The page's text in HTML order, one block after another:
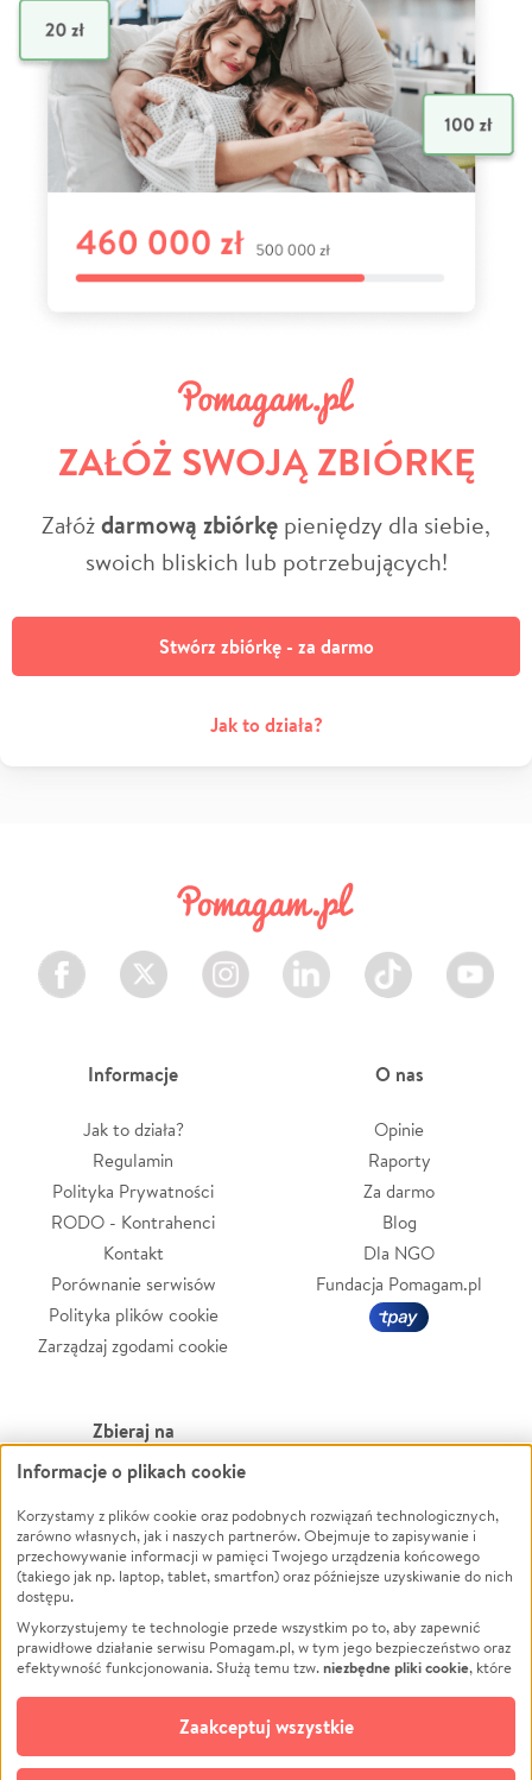
ZAŁÓŻ SWOJĄ ZBIÓRKĘ
Załóżdarmową zbiórkę pieniędzy dla siebie,
swoich bliskich lub potrzebujących!
Stwórz zbiórkę - za darmo
Jak to działa?
Facebook Twitter Instagram LinkedIn TikTok Youtube
Informacje
Jak to działa?
Regulamin
Polityka Prywatności
RODO - Kontrahenci
Kontakt
Porównanie serwisów
Polityka plików cookie
Zarządzaj zgodami cookie
O nas
Opinie
Raporty
Za darmo
Blog
Dla NGO
Fundacja Pomagam.pl
Zbieraj na
Leczenie
Zwierzęta
Pożar
Ukraina
Pomoc Finansowa
Projekty
Pogrzeb
Społeczność lokalna
Kultura
Powódź
Wichura
NGO
Edukacja
Podróż
Impreza
Ochrona środowiska
Biznes
Informacje o plikach cookie
Korzystamy z plików cookie oraz podobnych rozwiązań technologicznych,
zarówno własnych, jak i naszych partnerów. Obejmuje to zapisywanie i
przechowywanie informacji w pamięci Twojego urządzenia końcowego
(takiego jak np. laptop, tablet, smartfon) oraz późniejsze uzyskiwanie do nich
dostępu.
Wykorzystujemy te technologie przede wszystkim po to, aby zapewnić
prawidłowe działanie serwisu Pomagam.pl, w tym jego bezpieczeństwo oraz
efektywność funkcjonowania. Służą temu tzw.niezbędne pliki cookie, które
opcjonalnych plików cookie
technologii do celów analitycznych i retargetingowych. Możesz wyrazić
zgodę na ich stosowanie lub jej odmówić. W dowolnym momencie masz
Zaakceptuj wszystkie